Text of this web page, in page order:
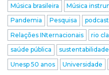
Música brasileira
Música
Pandemia
Pesquisa podcast
Relações INternacionais
rio
saúde pública
sustentabilidade
Unesp 50 anos
Universidade